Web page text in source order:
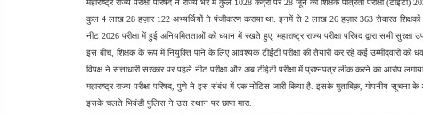
महाराष्ट्र राज्य परीक्षा परिषद ने राज्य भर में कुल 1028 केंद्रों पर 28 जून को शिक्षक पात्रता परीक्षा
कुल 4 लाख 28 हज़ार 122 अभ्यर्थियों ने पंजीकरण कराया था. इनमें से 2 लाख 26 हज़ार 363 सेवारत शिक्षकों को
नीट 2026 परीक्षा में हुई अनियमितताओं को ध्यान में रखते हुए, महाराष्ट्र राज्य परीक्षा परिषद द्वारा सभी सुरक्षा
इस बीच, शिक्षक के रूप में नियुक्ति पाने के लिए आवश्यक टीईटी परीक्षा की तैयारी कर रहे कई उम्मीदवारों को
विपक्ष ने सत्ताधारी सरकार पर पहले नीट परीक्षा और अब टीईटी परीक्षा में प्रश्नपत्र लीक करने का आरोप
महाराष्ट्र राज्य परीक्षा परिषद, पुणे ने इस संबंध में एक नोटिस जारी किया है. इसके मुताबिक़, गोपनीय
इसके चलते भिवंडी पुलिस ने उस स्थान पर छापा मारा.